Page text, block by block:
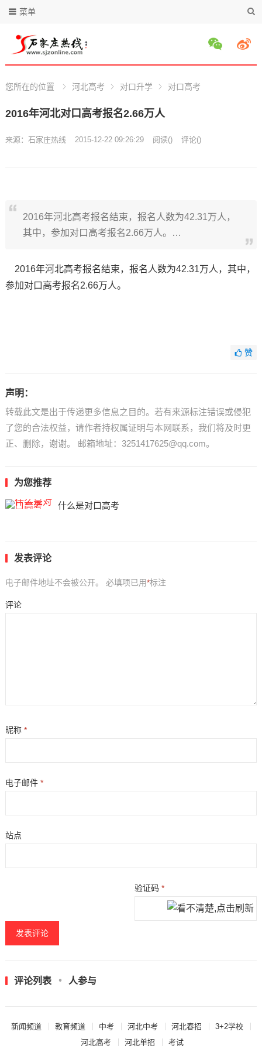
菜单
您所在的位置 河北高考 对口升学 对口高考
2016年河北对口高考报名2.66万人
来源： 石家庄热线 2015-12-22 09:26:29 阅读() 评论()
2016年河北高考报名结束，报名人数为42.31万人，
其中，参加对口高考报名2.66万人。…
2016年河北高考报名结束，报名人数为42.31万人，其中，
参加对口高考报名2.66万人。
赞
声明：
转载此文是出于传递更多信息之目的。若有来源标注错误或侵犯
了您的合法权益，请作者持权属证明与本网联系，我们将及时更
正、删除，谢谢。 邮箱地址：3251417625@qq.com。
为您推荐
什么是对口高考
发表评论
电子邮件地址不会被公开。 必填项已用*标注
评论
昵称 *
电子邮件 *
站点
验证码*
评论列表 人参与
新闻频道 教育频道 中考 河北中考 河北春招
3+2学校
河北高考
河北单招 考试